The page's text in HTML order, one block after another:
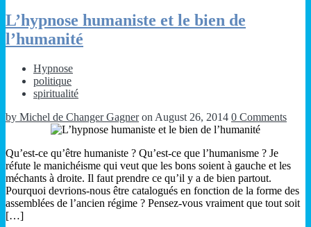
L’hypnose humaniste et le bien de
l’humanité
Hypnose
politique
spiritualité
by Michel de Changer Gagner on August 26, 2014 0 Comments
Qu’est-ce qu’être humaniste ? Qu’est-ce que l’humanisme ? Je
réfute le manichéisme qui veut que les bons soient à gauche et les
méchants à droite. Il faut prendre ce qu’il y a de bien partout.
Pourquoi devrions-nous être catalogués en fonction de la forme des
assemblées de l’ancien régime ? Pensez-vous vraiment que tout soit
[…]